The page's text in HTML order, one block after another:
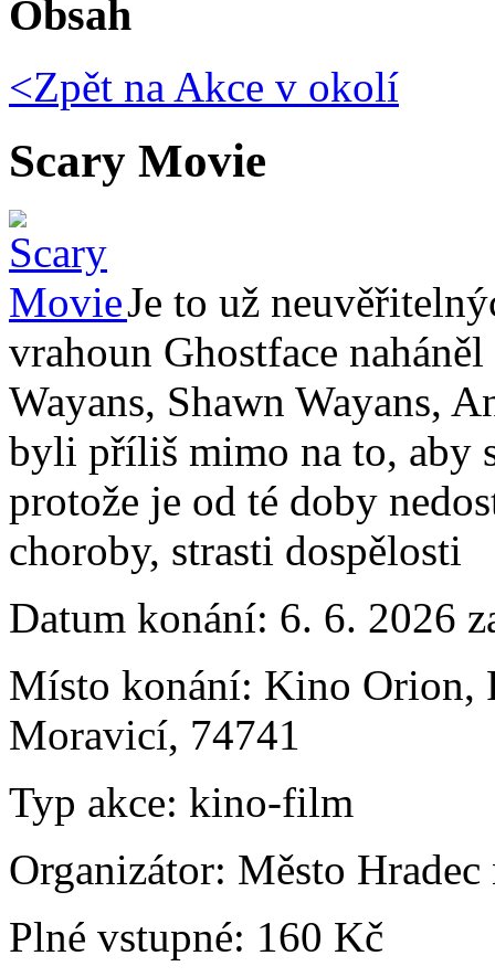
Obsah
<Zpět na Akce v okolí
Scary Movie
Je to už
vrahoun Ghostface
Wayans, Shawn Wayans,
byli příliš mimo na to, aby
protože je od té doby
choroby, strasti dospělosti
Datum konání: 6. 6. 2026
Místo konání: Kino Orion,
Moravicí, 74741
Typ akce: kino-film
Organizátor: Město
Plné vstupné: 160 Kč